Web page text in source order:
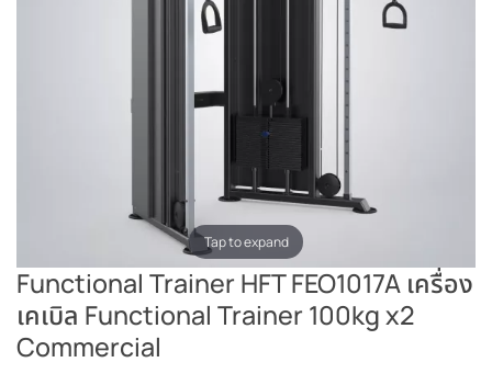
Tap to expand
Functional Trainer HFT FEO1017A เครื่อง
เคเบิล Functional Trainer 100kg x2
Commercial